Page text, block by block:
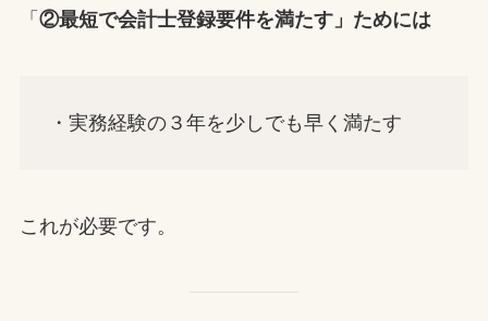
「 ②最短で会計士登録要件を満たす」ためには
・実務経験の３年を少しでも早く満たす
これが必要です。